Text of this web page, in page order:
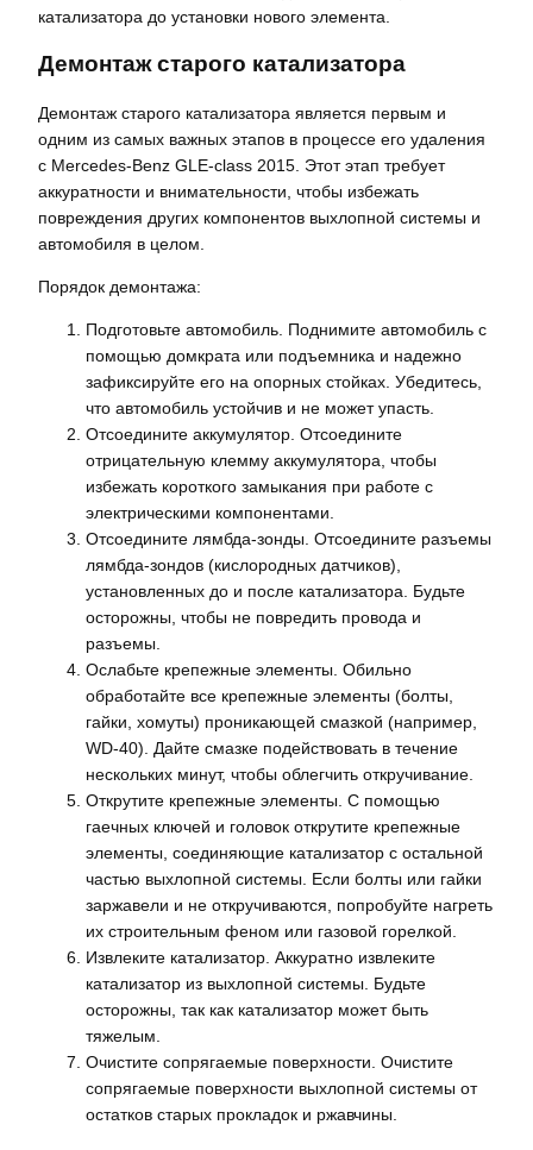
катализатора до установки нового элемента.
Демонтаж старого катализатора
Демонтаж старого катализатора является первым и
одним из самых важных этапов в процессе его удаления
с Mercedes-Benz GLE-class 2015. Этот этап требует
аккуратности и внимательности, чтобы избежать
повреждения других компонентов выхлопной системы и
автомобиля в целом.
Порядок демонтажа:
Подготовьте автомобиль. Поднимите автомобиль с
помощью домкрата или подъемника и надежно
зафиксируйте его на опорных стойках. Убедитесь,
что автомобиль устойчив и не может упасть.
Отсоедините аккумулятор. Отсоедините
отрицательную клемму аккумулятора, чтобы
избежать короткого замыкания при работе с
электрическими компонентами.
Отсоедините лямбда-зонды. Отсоедините разъемы
лямбда-зондов (кислородных датчиков),
установленных до и после катализатора. Будьте
осторожны, чтобы не повредить провода и
разъемы.
Ослабьте крепежные элементы. Обильно
обработайте все крепежные элементы (болты,
гайки, хомуты) проникающей смазкой (например,
WD-40). Дайте смазке подействовать в течение
нескольких минут, чтобы облегчить откручивание.
Открутите крепежные элементы. С помощью
гаечных ключей и головок открутите крепежные
элементы, соединяющие катализатор с остальной
частью выхлопной системы. Если болты или гайки
заржавели и не откручиваются, попробуйте нагреть
их строительным феном или газовой горелкой.
Извлеките катализатор. Аккуратно извлеките
катализатор из выхлопной системы. Будьте
осторожны, так как катализатор может быть
тяжелым.
Очистите сопрягаемые поверхности. Очистите
сопрягаемые поверхности выхлопной системы от
остатков старых прокладок и ржавчины.